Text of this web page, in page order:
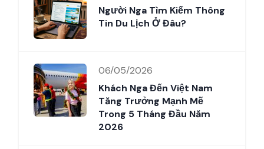
Người Nga Tìm Kiếm Thông
Tin Du Lịch Ở Đâu?
06/05/2026
Khách Nga Đến Việt Nam
Tăng Trưởng Mạnh Mẽ
Trong 5 Tháng Đầu Năm
2026